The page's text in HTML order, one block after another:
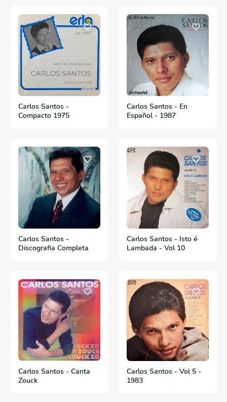
Carlos Santos -
Compacto 1975
Carlos Santos - En
Español - 1987
Carlos Santos -
Discografia Completa
Carlos Santos - Isto é
Lambada - Vol 10
Carlos Santos - Canta
Zouck
Carlos Santos - Vol 5 -
1983